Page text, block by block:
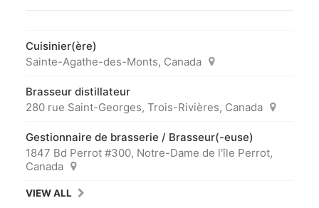
Cuisinier(ère)
Sainte-Agathe-des-Monts, Canada
Brasseur distillateur
280 rue Saint-Georges, Trois-Rivières, Canada
Gestionnaire de brasserie / Brasseur(-euse)
1847 Bd Perrot #300, Notre-Dame de l'île Perrot,
Canada
VIEW ALL